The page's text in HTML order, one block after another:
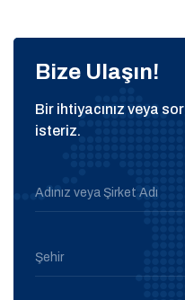
Bize Ulaşın!
Bir ihtiyacınız veya
isteriz.
Adınız veya Şirket Adı
Şehir